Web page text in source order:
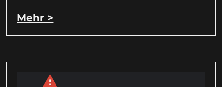
Mehr >